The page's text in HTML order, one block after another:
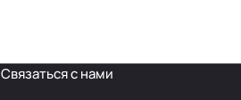
Связаться с нами